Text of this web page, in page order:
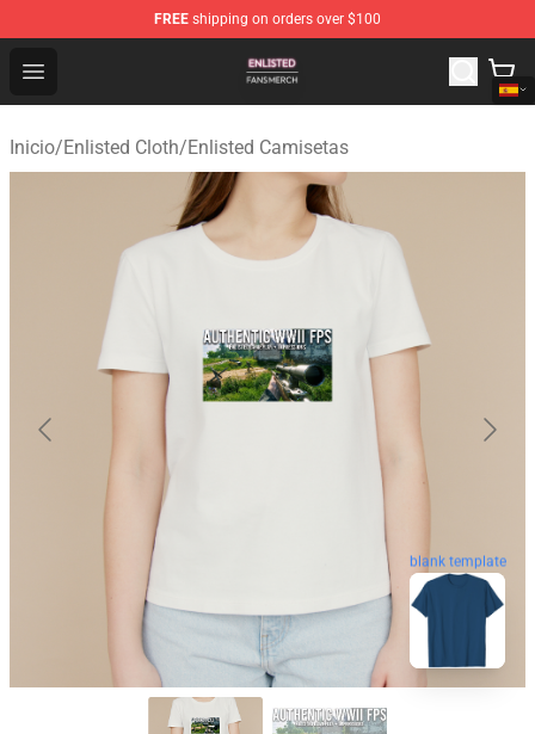
FREE shipping on orders over $100
Open menu
Enlisted Shop - Official Enlisted Merchandise Store
Inicio/Enlisted Cloth/Enlisted Camisetas
blank template